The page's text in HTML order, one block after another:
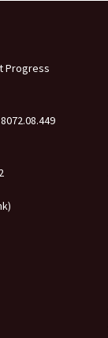
Progress